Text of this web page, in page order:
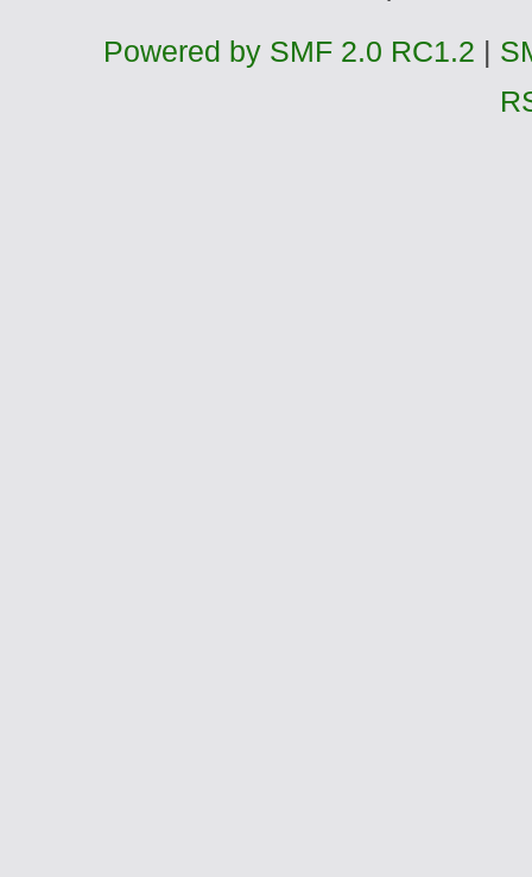
Powered by SMF 2.0 RC1.2 |